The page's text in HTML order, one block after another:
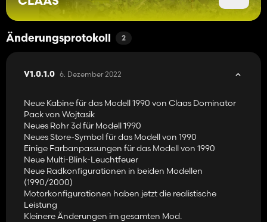
Änderungsprotokoll 2
V1.0.1.0 6. Dezember 2022
Neue Kabine für das Modell 1990 von Claas Dominator
Pack von Wojtasik
Neues Rohr 3d für Modell 1990
Neues Store-Symbol für das Modell von 1990
Einige Farbanpassungen für das Modell von 1990
Neue Multi-Blink-Leuchtfeuer
Neue Radkonfigurationen in beiden Modellen
(1990/2000)
Motorkonfigurationen haben jetzt die realistische
Leistung
Kleinere Änderungen im gesamten Mod.